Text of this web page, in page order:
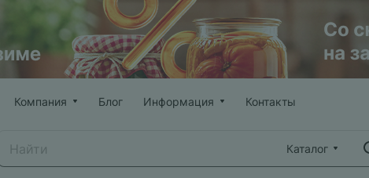
Компания Блог Информация Контакты
Каталог